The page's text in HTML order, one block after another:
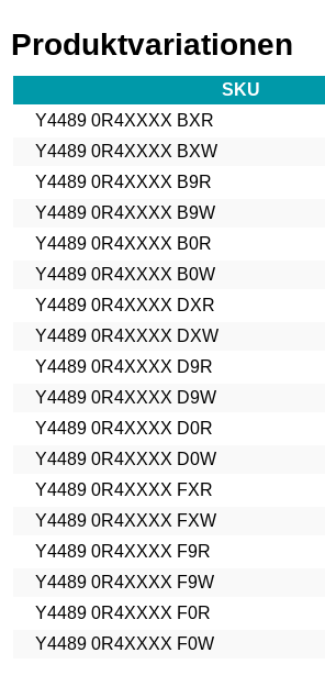
Produktvariationen
SKU
Y4489 0R4XXXX BXR
Y4489 0R4XXXX BXW
Y4489 0R4XXXX B9R
Y4489 0R4XXXX B9W
Y4489 0R4XXXX B0R
Y4489 0R4XXXX B0W
Y4489 0R4XXXX DXR
Y4489 0R4XXXX DXW
Y4489 0R4XXXX D9R
Y4489 0R4XXXX D9W
Y4489 0R4XXXX D0R
Y4489 0R4XXXX D0W
Y4489 0R4XXXX FXR
Y4489 0R4XXXX FXW
Y4489 0R4XXXX F9R
Y4489 0R4XXXX F9W
Y4489 0R4XXXX F0R
Y4489 0R4XXXX F0W